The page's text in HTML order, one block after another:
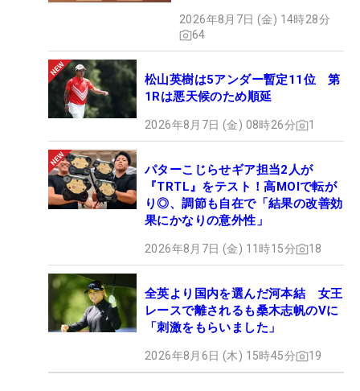
ュー
2026年8月7日 (金) 14時28分
64
松山英樹は5アンダー暫定11位 第
1Rは悪天候のため順延
2026年8月7日 (金) 08時26分 1
パターこじらせギア担当2人が
『TRTL』をテスト！高MOIで転が
り◎、調節も自在で「結果の改善効
果にかなりの意外性」
2026年8月7日 (金) 11時15分 18
全英より国内を選んだ河本結 女王
レースで離されるも桑木志帆のVに
「刺激をもらいました」
2026年8月6日 (木) 15時45分 19